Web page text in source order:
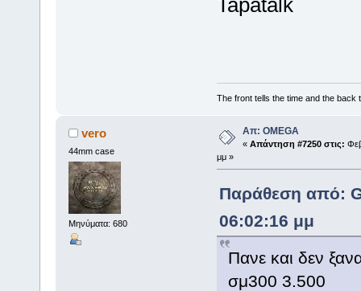
The front tells the time and the back
vero
44mm case
Μηνύματα: 680
Απ: OMEGA
« Απάντηση #7250 στις:
μμ »
Παράθεση από:
06:02:16 μμ
Πανε και δεν
σμ300 3.500